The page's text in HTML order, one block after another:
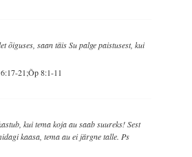
õiguses, saan täis Su palge paistusest, kui
21;Õp 8:1-11
kui tema koja au saab suureks! Sest
kaasa, tema au ei järgne talle. Ps